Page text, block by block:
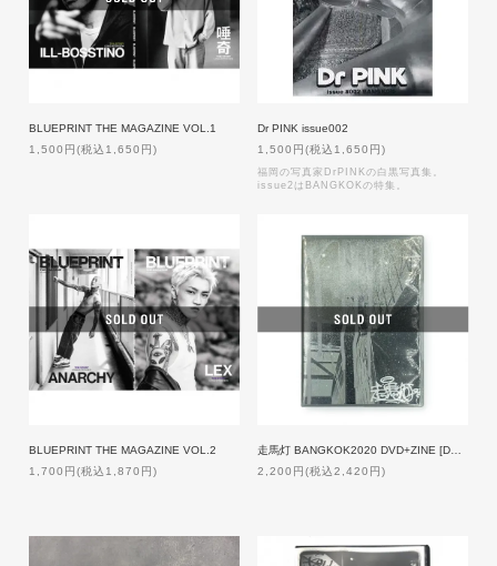
BLUEPRINT THE MAGAZINE VOL.1
1,500円(税込1,650円)
Dr PINK issue002
1,500円(税込1,650円)
福岡の写真家DrPINKの白黒写真集。
issue2はBANGKOKの特集。
BLUEPRINT THE MAGAZINE VOL.2
1,700円(税込1,870円)
2,200円(税込2,420円)